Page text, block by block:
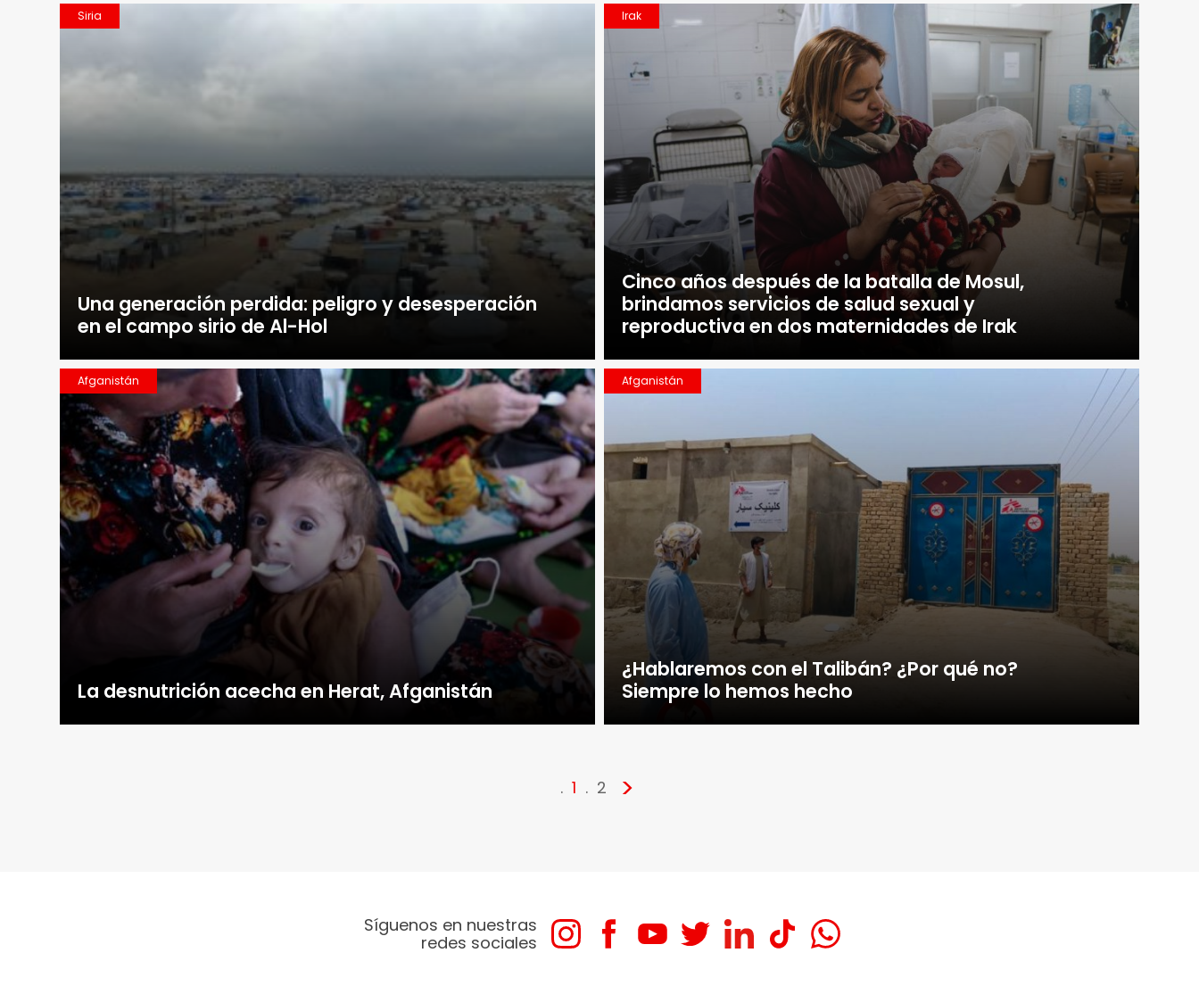
Siria
Una generación perdida: peligro y desesperación
en el campo sirio de Al-Hol
Irak
Cinco años después de la batalla de Mosul,
brindamos servicios de salud sexual y
reproductiva en dos maternidades de Irak
Afganistán
La desnutrición acecha en Herat, Afganistán
Afganistán
¿Hablaremos con el Talibán? ¿Por qué no?
Siempre lo hemos hecho
1 2 >
Síguenos en nuestras
redes sociales